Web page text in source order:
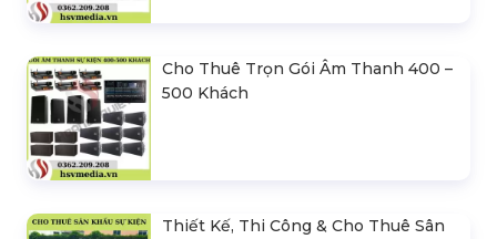
Cho Thuê Trọn Gói Âm Thanh 400 –
500 Khách
Thiết Kế, Thi Công & Cho Thuê Sân